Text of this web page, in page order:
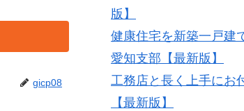
gicp08
版】
健康住宅を新築一戸建
愛知支部【最新版】
工務店と長く上手にお
【最新版】